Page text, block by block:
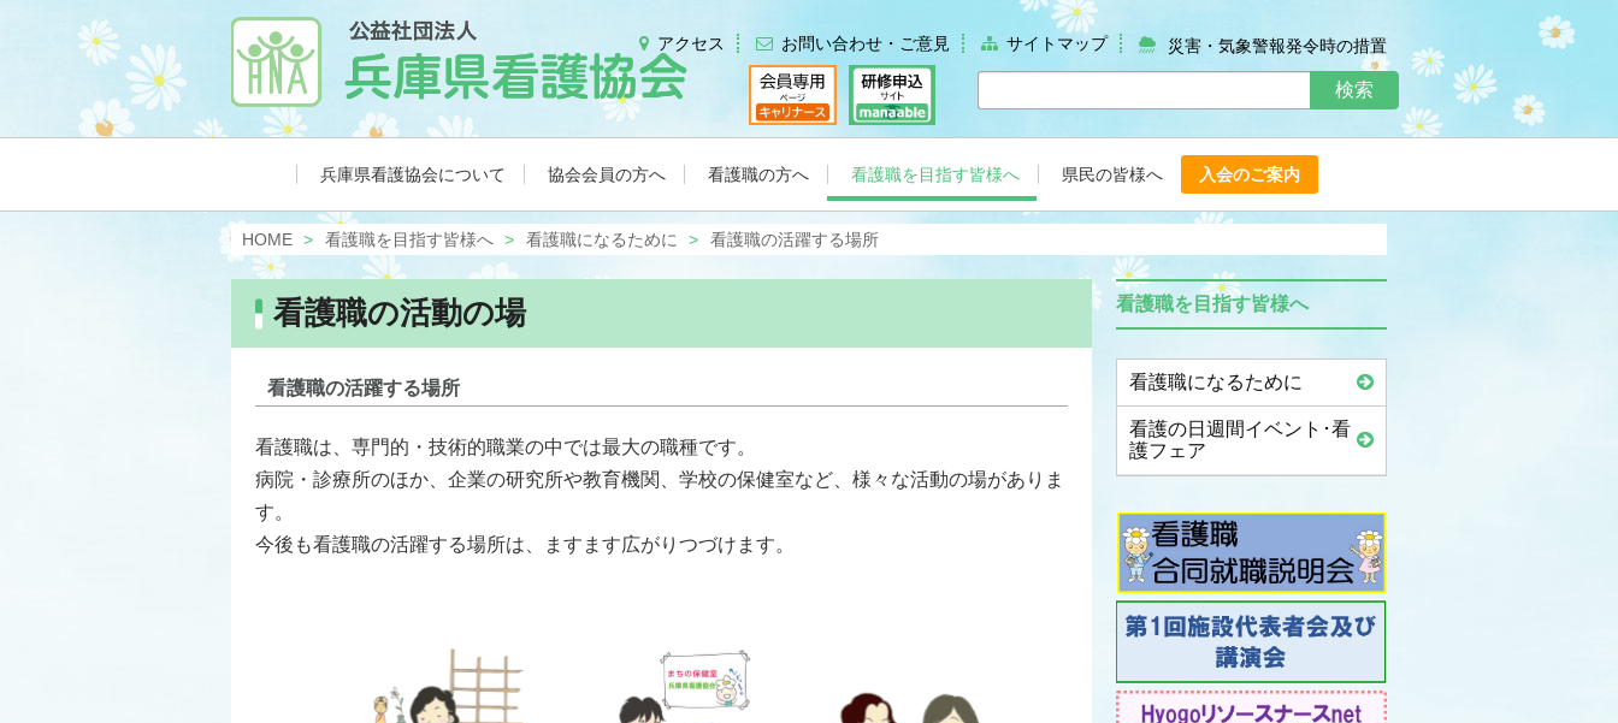
アクセス お問い合わせ・ご意見 サイトマップ 災害・気象警報発令時の措置
検索
兵庫県看護協会について 協会会員の方へ 看護職の方へ 看護職を目指す皆様へ 県民の皆様へ 入会のご案内
HOME 看護職を目指す皆様へ 看護職になるために 看護職の活躍する場所
看護職の活動の場
看護職の活躍する場所
看護職は、専門的・技術的職業の中では最大の職種です。
病院・診療所のほか、企業の研究所や教育機関、学校の保健室など、様々な活動の場がありま
す。
今後も看護職の活躍する場所は、ますます広がりつづけます。
看護職を目指す皆様へ
看護職になるために
看護の日週間イベント･看
護フェア